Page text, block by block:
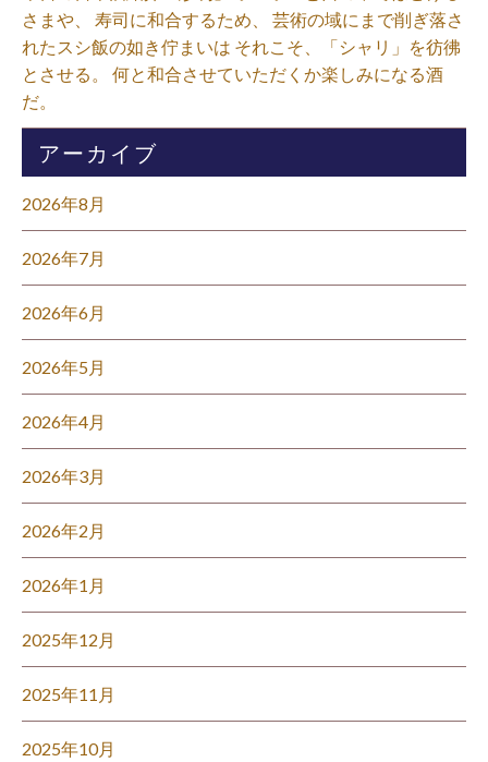
さまや、 寿司に和合するため、 芸術の域にまで削ぎ落さ
れたスシ飯の如き佇まいは それこそ、「シャリ」を彷彿
とさせる。 何と和合させていただくか楽しみになる酒
だ。⁡
アーカイブ
2026年8月
2026年7月
2026年6月
2026年5月
2026年4月
2026年3月
2026年2月
2026年1月
2025年12月
2025年11月
2025年10月